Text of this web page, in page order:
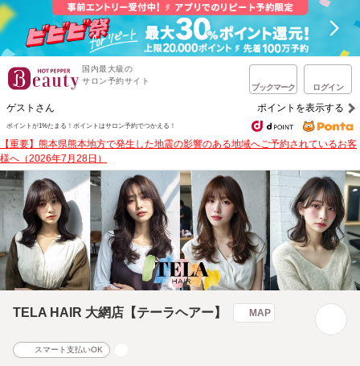
国内最大級の
サロン予約サイト
ブックマーク ログイン
ゲストさん ポイントを表示する
ポイントが1%たまる！ ポイントはサロン予約でつかえる！
【重要】熊本県熊本地方で発生した地震の影響のある地域へご予約されているお客
様へ（2026年7月28日）
TELA HAIR 大網店【テーラヘアー】 MAP
スマート支払いOK